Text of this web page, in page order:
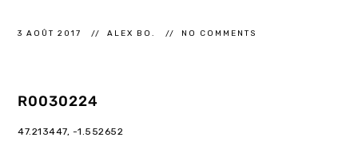
3 AOÛT 2017 ALEX BO. NO COMMENTS
R0030224
47.213447, -1.552652